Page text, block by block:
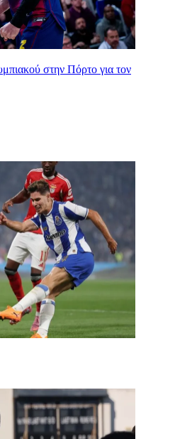
στην Πόρτο για τον